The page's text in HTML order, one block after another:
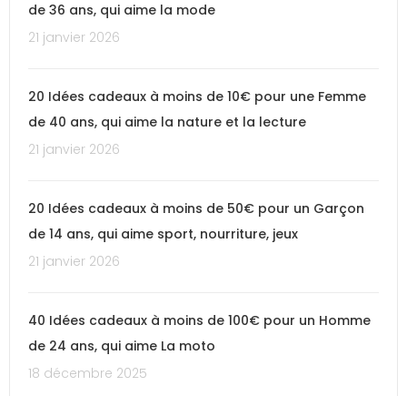
de 36 ans, qui aime la mode
21 janvier 2026
20 Idées cadeaux à moins de 10€ pour une Femme
de 40 ans, qui aime la nature et la lecture
21 janvier 2026
20 Idées cadeaux à moins de 50€ pour un Garçon
de 14 ans, qui aime sport, nourriture, jeux
21 janvier 2026
40 Idées cadeaux à moins de 100€ pour un Homme
de 24 ans, qui aime La moto
18 décembre 2025